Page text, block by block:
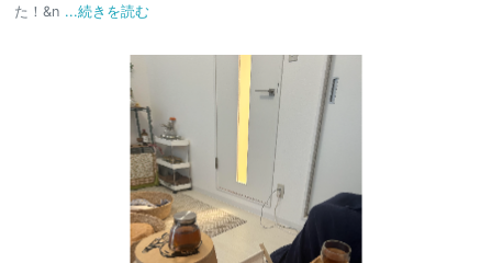
た！&n ...続きを読む